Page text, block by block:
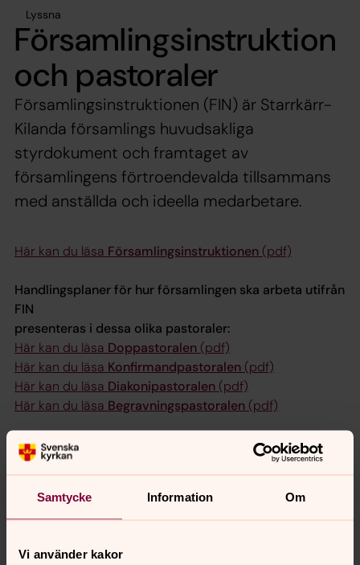
Samtycke Information Om
Vi använder kakor
Lyssna
Församlingsinstruktion
och pastoraler
Församlingsinstruktionen (FIN) är Starrkärr-
Kilanda församlings huvudsakliga
styrdokument och framtaget av
församlingens förtroendevalda tillsammans
med anställda och ideella medarbetare.
Här kan du läsa Församlingsinstruktionen (pdf)
Handlingsplaner för hur församlingen ska arbeta utifrån
FIN
presenteras i dessa olika pastoraler:
Här kan du läsa Doppastoralen (pdf)
Här kan du läsa Konfirmandpastoralen (pdf)
Här kan du läsa Diakonipastoralen (pdf)
Här kan du läsa Begravningspastoralen (pdf)
Synpunkter eller frågor på sidans
innehåll?